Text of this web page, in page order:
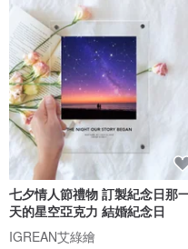
七夕情人節禮物 訂製紀念日那
天的星空亞克力 結婚紀念日
IGREAN艾綠繪